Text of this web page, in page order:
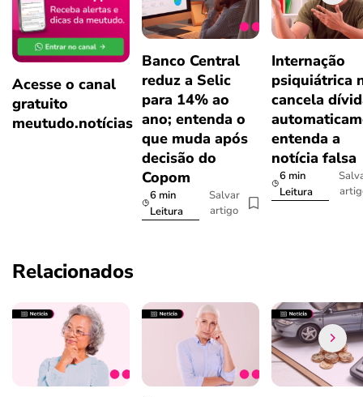
Acesse o canal
gratuito
meutudo.notícias
Banco Central
reduz a Selic
para 14% ao
ano; entenda o
que muda após
decisão do
Copom
6 min
Leitura
Salvar
artigo
Internação
psiquiátrica
cancela
entenda a
notícia falsa
6 min
Leitura
Relacionados